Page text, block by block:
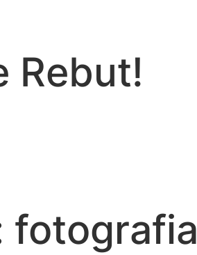
Rebut!
fotografia